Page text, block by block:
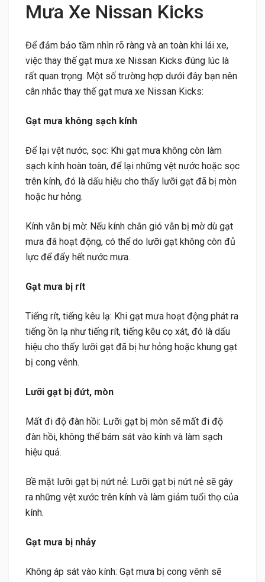
Mưa Xe Nissan Kicks
Để đảm bảo tầm nhìn rõ ràng và an toàn khi lái xe,
việc thay thế gạt mưa xe Nissan Kicks đúng lúc là
rất quan trọng. Một số trường hợp dưới đây bạn nên
cân nhắc thay thế gạt mưa xe Nissan Kicks:
Gạt mưa không sạch kính
Để lại vệt nước, sọc: Khi gạt mưa không còn làm
sạch kính hoàn toàn, để lại những vệt nước hoặc sọc
trên kính, đó là dấu hiệu cho thấy lưỡi gạt đã bị mòn
hoặc hư hỏng.
Kính vẫn bị mờ: Nếu kính chắn gió vẫn bị mờ dù gạt
mưa đã hoạt động, có thể do lưỡi gạt không còn đủ
lực để đẩy hết nước mưa.
Gạt mưa bị rít
Tiếng rít, tiếng kêu lạ: Khi gạt mưa hoạt động phát ra
tiếng ồn lạ như tiếng rít, tiếng kêu cọ xát, đó là dấu
hiệu cho thấy lưỡi gạt đã bị hư hỏng hoặc khung gạt
bị cong vênh.
Lưỡi gạt bị đứt, mòn
Mất đi độ đàn hồi: Lưỡi gạt bị mòn sẽ mất đi độ
đàn hồi, không thể bám sát vào kính và làm sạch
hiệu quả.
Bề mặt lưỡi gạt bị nứt nẻ: Lưỡi gạt bị nứt nẻ sẽ gây
ra những vệt xước trên kính và làm giảm tuổi thọ của
kính.
Gạt mưa bị nhảy
Không áp sát vào kính: Gạt mưa bị cong vênh sẽ